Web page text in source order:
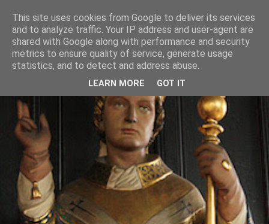
This site uses cookies from Google to deliver its services
and to analyze traffic. Your IP address and user-agent are
shared with Google along with performance and security
metrics to ensure quality of service, generate usage
statistics, and to detect and address abuse.
LEARN MORE GOT IT